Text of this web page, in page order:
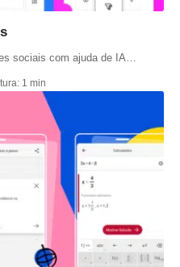
sociais com ajuda de IA…
1 min